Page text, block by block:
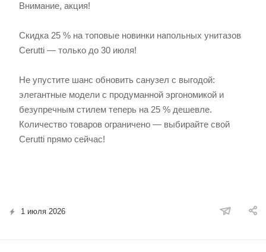
Внимание, акция!
Скидка 25 % на топовые новинки напольных унитазов
Cerutti — только до 30 июля!
Не упустите шанс обновить санузел с выгодой:
элегантные модели с продуманной эргономикой и
безупречным стилем теперь на 25 % дешевле.
Количество товаров ограничено — выбирайте свой
Cerutti прямо сейчас!
1 июля 2026